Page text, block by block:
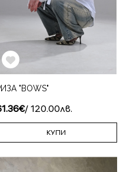
"BОWS"
/ 120.00лв.
КУПИ